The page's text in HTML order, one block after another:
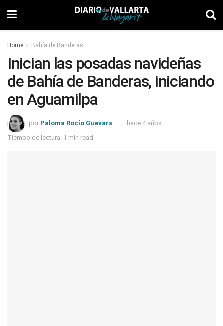
Home Bahía de Banderas
Inician las posadas navideñas
de Bahía de Banderas, iniciando
en Aguamilpa
por Paloma Rocío Guevara
hace 4 años
Tiempo de lectura: 1 min read